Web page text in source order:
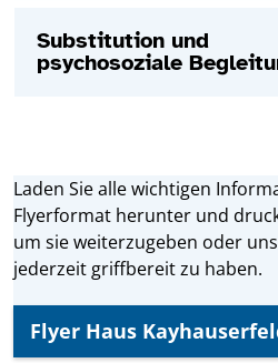
Substitution und
psychosoziale
Laden Sie alle wichtigen
Flyerformat herunter und
um sie weiterzugeben oder
jederzeit griffbereit zu haben.
Flyer Haus